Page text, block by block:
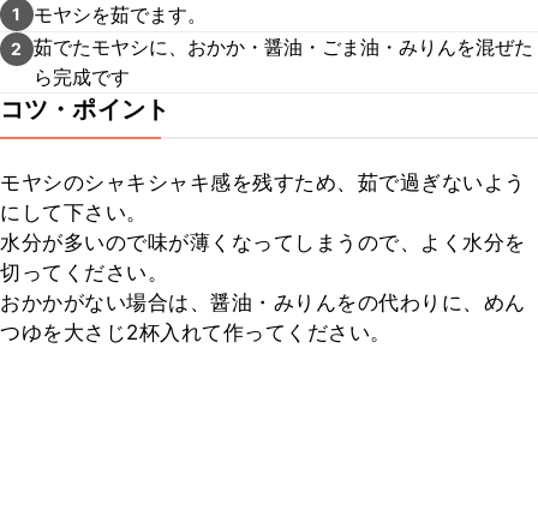
1 モヤシを茹でます。
2
茹でたモヤシに、おかか・醤油・ごま油・みりんを混ぜた
ら完成です
コツ・ポイント
モヤシのシャキシャキ感を残すため、茹で過ぎないよう
にして下さい。
水分が多いので味が薄くなってしまうので、よく水分を
切ってください。
おかかがない場合は、醤油・みりんをの代わりに、めん
つゆを大さじ2杯入れて作ってください。